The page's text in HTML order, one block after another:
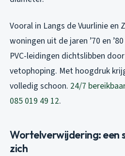
Vooral in Langs de Vuurlinie en
woningen uit de jaren ’70 en
PVC-leidingen dichtslibben
vetophoping. Met hoogdruk
volledig schoon. 24/7
085 019 49 12.
Wortelverwijdering: een
zich